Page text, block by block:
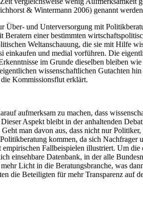
& Wintermann 2006) genannt
Über- und Unterversorgung mit
Beratern einer bestimmten
Weltanschauung, die sie mit Hilfe
einkaufen und medial vorführen. Die
im Grunde dieselben bleiben
wissenschaftlichen Gutachten
Kommissionsflut erklärt.
aufmerksam zu machen, dass
Aspekt bleibt in der anhaltenden
man davon aus, dass nicht nur
kommen, da sich Nachfrager
Fallbeispielen illustriert. Um
einsehbare Datenbank, in der alle
Licht in die Beratungsbranche, was
die Beteiligten für mehr Transparenz auf